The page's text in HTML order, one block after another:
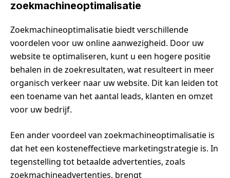
zoekmachineoptimalisatie
Zoekmachineoptimalisatie biedt verschillende
voordelen voor uw online aanwezigheid. Door uw
website te optimaliseren, kunt u een hogere positie
behalen in de zoekresultaten, wat resulteert in meer
organisch verkeer naar uw website. Dit kan leiden tot
een toename van het aantal leads, klanten en omzet
voor uw bedrijf.
Een ander voordeel van zoekmachineoptimalisatie is
dat het een kosteneffectieve marketingstrategie is. In
tegenstelling tot betaalde advertenties, zoals
zoekmachineadvertenties, brengt